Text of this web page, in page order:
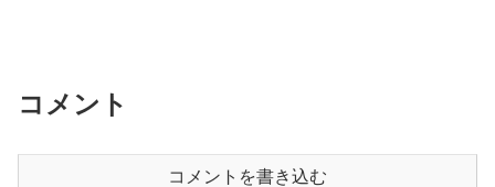
コメント
コメントを書き込む